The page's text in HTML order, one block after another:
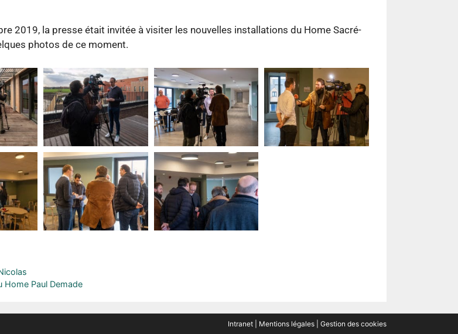
2019, la presse était invitée à visiter les nouvelles installations du Home Sacré-
photos de ce moment.
Home Paul Demade
Intranet Mentions légales Gestion des cookies